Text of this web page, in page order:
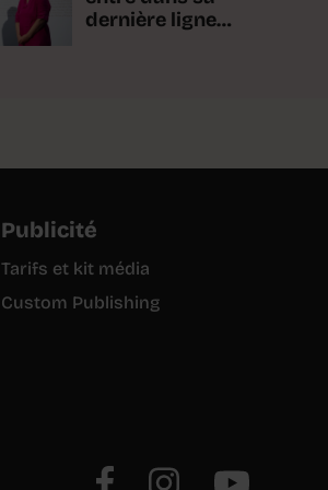
dernière ligne
Publicité
Tarifs et kit média
Custom Publishing